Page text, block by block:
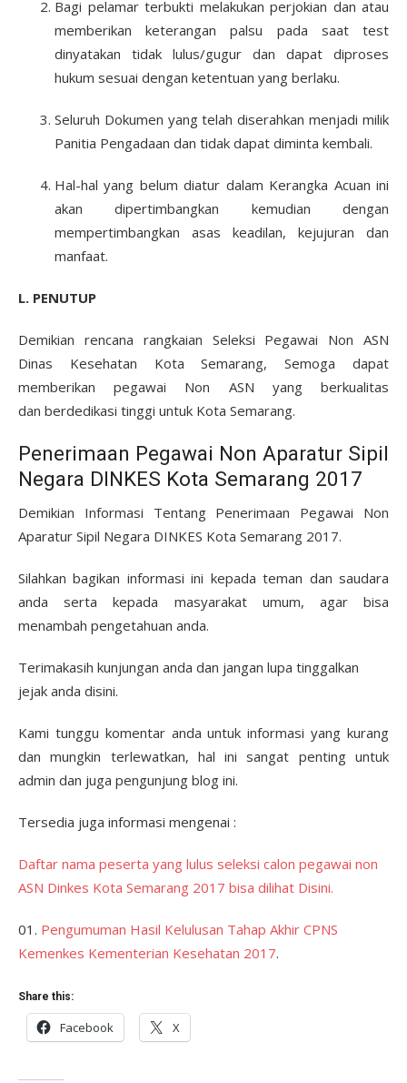
Bagi pelamar terbukti melakukan perjokian dan atau
memberikan keterangan palsu pada saat test
dinyatakan tidak lulus/gugur dan dapat diproses
hukum sesuai dengan ketentuan yang berlaku.
Seluruh Dokumen yang telah diserahkan menjadi milik
Panitia Pengadaan dan tidak dapat diminta kembali.
Hal-hal yang belum diatur dalam Kerangka Acuan ini
akan dipertimbangkan kemudian dengan
mempertimbangkan asas keadilan, kejujuran dan
manfaat.
L. PENUTUP
Demikian rencana rangkaian Seleksi Pegawai Non ASN
Dinas Kesehatan Kota Semarang, Semoga dapat
memberikan pegawai Non ASN yang berkualitas
dan berdedikasi tinggi untuk Kota Semarang.
Penerimaan Pegawai Non Aparatur Sipil
Negara DINKES Kota Semarang 2017
Demikian Informasi Tentang Penerimaan Pegawai Non
Aparatur Sipil Negara DINKES Kota Semarang 2017.
Silahkan bagikan informasi ini kepada teman dan saudara
anda serta kepada masyarakat umum, agar bisa
menambah pengetahuan anda.
Terimakasih kunjungan anda dan jangan lupa tinggalkan
jejak anda disini.
Kami tunggu komentar anda untuk informasi yang kurang
dan mungkin terlewatkan, hal ini sangat penting untuk
admin dan juga pengunjung blog ini.
Tersedia juga informasi mengenai :
Daftar nama peserta yang lulus seleksi calon pegawai non
ASN Dinkes Kota Semarang 2017 bisa dilihat Disini.
01. Pengumuman Hasil Kelulusan Tahap Akhir CPNS
Kemenkes Kementerian Kesehatan 2017.
Share this:
Facebook X